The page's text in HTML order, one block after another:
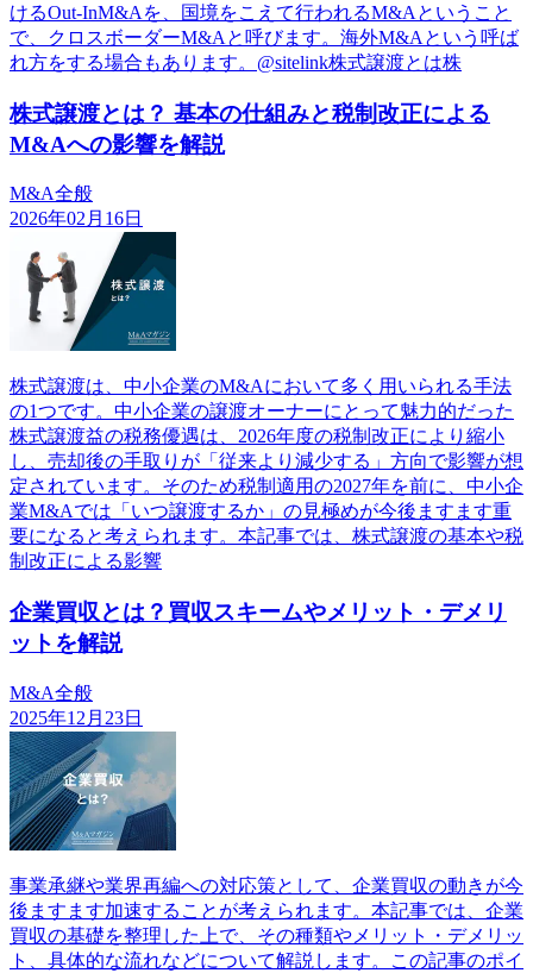
けるOut-InM&Aを、国境をこえて行われるM&Aということ
で、クロスボーダーM&Aと呼びます。海外M&Aという呼ば
れ方をする場合もあります。@sitelink株式譲渡とは株
株式譲渡とは？ 基本の仕組みと税制改正による
M&Aへの影響を解説
M&A全般
2026年02月16日
株式譲渡は、中小企業のM&Aにおいて多く用いられる手法
の1つです。中小企業の譲渡オーナーにとって魅力的だった
株式譲渡益の税務優遇は、2026年度の税制改正により縮小
し、売却後の手取りが「従来より減少する」方向で影響が想
定されています。そのため税制適用の2027年を前に、中小企
業M&Aでは「いつ譲渡するか」の見極めが今後ますます重
要になると考えられます。本記事では、株式譲渡の基本や税
制改正による影響
企業買収とは？買収スキームやメリット・デメリ
ットを解説
M&A全般
2025年12月23日
事業承継や業界再編への対応策として、企業買収の動きが今
後ますます加速することが考えられます。本記事では、企業
買収の基礎を整理した上で、その種類やメリット・デメリッ
ト、具体的な流れなどについて解説します。この記事のポイ